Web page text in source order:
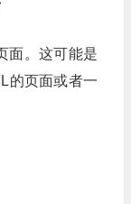
面。这可能是
的页面或者一